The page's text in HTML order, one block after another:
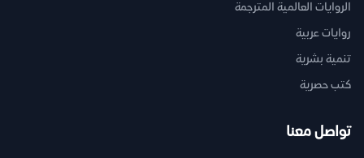
الروايات العالمية المترجمة
روايات عربية
تنمية بشرية
كتب حصرية
تواصل معنا